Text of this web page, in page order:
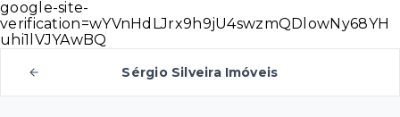
google-site-
verification=wYVnHdLJrx9h9jU4swzmQDlowNy68YH
uhi1lVJYAwBQ
Sérgio Silveira Imóveis